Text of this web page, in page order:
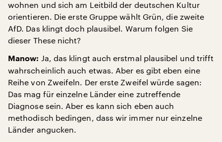
wohnen und sich am Leitbild der deutschen Kultur
orientieren. Die erste Gruppe wählt Grün, die zweite
AfD. Das klingt doch plausibel. Warum folgen Sie
dieser These nicht?
Manow: Ja, das klingt auch erstmal plausibel und trifft
wahrscheinlich auch etwas. Aber es gibt eben eine
Reihe von Zweifeln. Der erste Zweifel würde sagen:
Das mag für einzelne Länder eine zutreffende
Diagnose sein. Aber es kann sich eben auch
methodisch bedingen, dass wir immer nur einzelne
Länder angucken.